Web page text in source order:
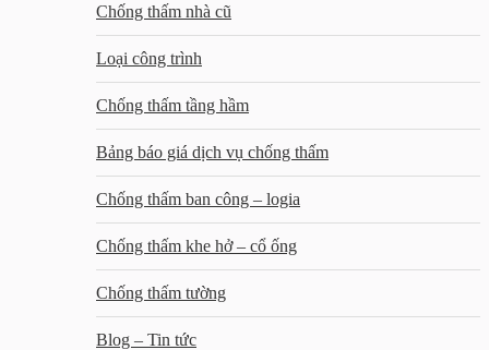
Chống thấm nhà cũ
Loại công trình
Chống thấm tầng hầm
Bảng báo giá dịch vụ chống thấm
Chống thấm ban công – logia
Chống thấm khe hở – cổ ống
Chống thấm tường
Blog – Tin tức